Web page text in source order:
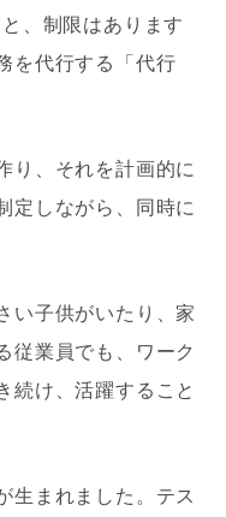
、制限はあります
を代行する「代行
り、それを計画的に
定しながら、同時に
い子供がいたり、家
従業員でも、ワーク
続け、活躍すること
生まれました。テス